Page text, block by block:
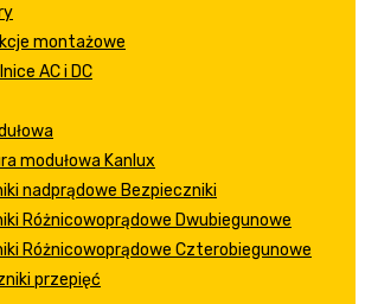
montażowe
AC i DC
modułowa Kanlux
nadprądowe Bezpieczniki
Różnicowoprądowe Dwubiegunowe
Różnicowoprądowe Czterobiegunowe
przepięć